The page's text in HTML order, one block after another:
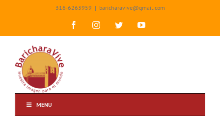
316-6263959 | baricharavive@gmail.com
FacebookInstagramTwitterYouTube
MENU